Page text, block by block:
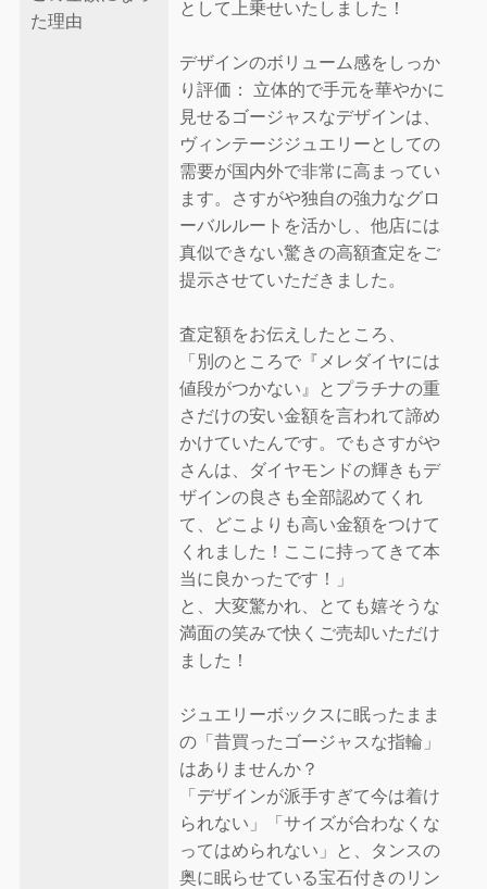
た理由
として上乗せいたしました！
デザインのボリューム感をしっか
り評価： 立体的で手元を華やかに
見せるゴージャスなデザインは、
ヴィンテージジュエリーとしての
需要が国内外で非常に高まってい
ます。さすがや独自の強力なグロ
ーバルルートを活かし、他店には
真似できない驚きの高額査定をご
提示させていただきました。
査定額をお伝えしたところ、
「別のところで『メレダイヤには
値段がつかない』とプラチナの重
さだけの安い金額を言われて諦め
かけていたんです。でもさすがや
さんは、ダイヤモンドの輝きもデ
ザインの良さも全部認めてくれ
て、どこよりも高い金額をつけて
くれました！ここに持ってきて本
当に良かったです！」
と、大変驚かれ、とても嬉そうな
満面の笑みで快くご売却いただけ
ました！
ジュエリーボックスに眠ったまま
の「昔買ったゴージャスな指輪」
はありませんか？
「デザインが派手すぎて今は着け
られない」「サイズが合わなくな
ってはめられない」と、タンスの
奥に眠らせている宝石付きのリン